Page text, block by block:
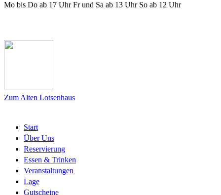
Mo bis Do ab 17 Uhr Fr und Sa ab 13 Uhr So ab 12 Uhr
Zum Alten Lotsenhaus
Start
Über Uns
Reservierung
Essen & Trinken
Veranstaltungen
Lage
Gutscheine